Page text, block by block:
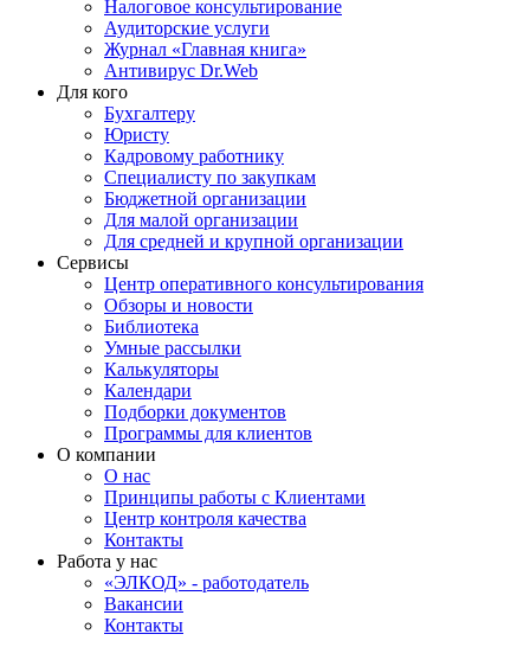
Налоговое консультирование
Аудиторские услуги
Журнал «Главная книга»
Антивирус Dr.Web
Для кого
Бухгалтеру
Юристу
Кадровому работнику
Специалисту по закупкам
Бюджетной организации
Для малой организации
Для средней и крупной организации
Сервисы
Центр оперативного консультирования
Обзоры и новости
Библиотека
Умные рассылки
Калькуляторы
Календари
Подборки документов
Программы для клиентов
О компании
О нас
Принципы работы с Клиентами
Центр контроля качества
Контакты
Работа у нас
«ЭЛКОД» - работодатель
Вакансии
Контакты